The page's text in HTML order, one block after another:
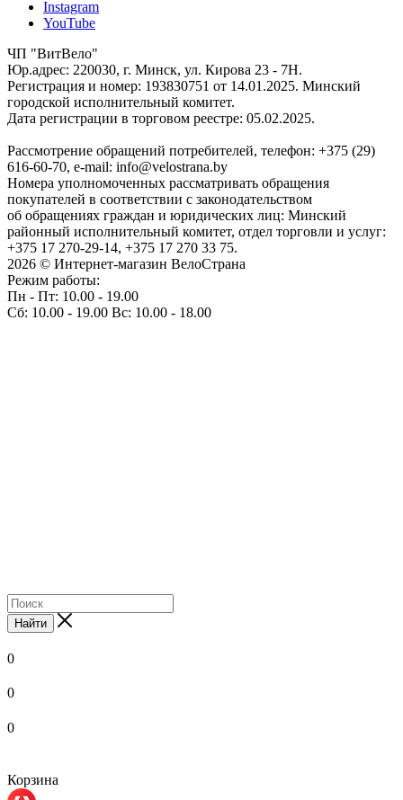
Instagram
YouTube
ЧП "ВитВело"
Юр.адрес: 220030, г. Минск, ул. Кирова 23 - 7Н.
Регистрация и номер: 193830751 от 14.01.2025. Минский
городской исполнительный комитет.
Дата регистрации в торговом реестре: 05.02.2025.
Рассмотрение обращений потребителей, телефон: +375 (29)
616-60-70, e-mail: info@velostrana.by
Номера уполномоченных рассматривать обращения
покупателей в соответствии с законодательством
об обращениях граждан и юридических лиц: Минский
районный исполнительный комитет, отдел торговли и услуг:
+375 17 270-29-14, +375 17 270 33 75.
2026 © Интернет-магазин ВелоСтрана
Режим работы:
Пн - Пт: 10.00 - 19.00
Сб: 10.00 - 19.00 Вс: 10.00 - 18.00
Найти
0
0
0
Корзина